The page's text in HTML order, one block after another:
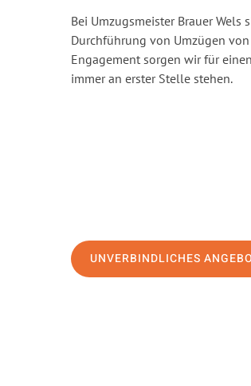
Bei Umzugsmeister Brauer
Durchführung von Umzügen
Engagement sorgen wir für einen
immer an erster Stelle stehen.
UNVERBINDLICHES